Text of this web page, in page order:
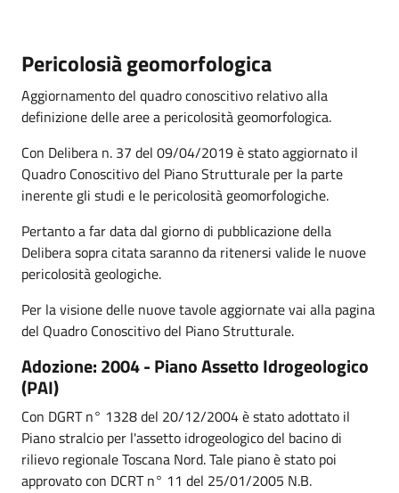
Pericolosià geomorfologica
Aggiornamento del quadro conoscitivo relativo alla
definizione delle aree a pericolosità geomorfologica.
Con Delibera n. 37 del 09/04/2019 è stato aggiornato il
Quadro Conoscitivo del Piano Strutturale per la parte
inerente gli studi e le pericolosità geomorfologiche.
Pertanto a far data dal giorno di pubblicazione della
Delibera sopra citata saranno da ritenersi valide le nuove
pericolosità geologiche.
Per la visione delle nuove tavole aggiornate vai alla pagina
del Quadro Conoscitivo del Piano Strutturale.
Adozione: 2004 - Piano Assetto Idrogeologico
(PAI)
Con DGRT n° 1328 del 20/12/2004 è stato adottato il
Piano stralcio per l'assetto idrogeologico del bacino di
rilievo regionale Toscana Nord. Tale piano è stato poi
approvato con DCRT n° 11 del 25/01/2005 N.B.